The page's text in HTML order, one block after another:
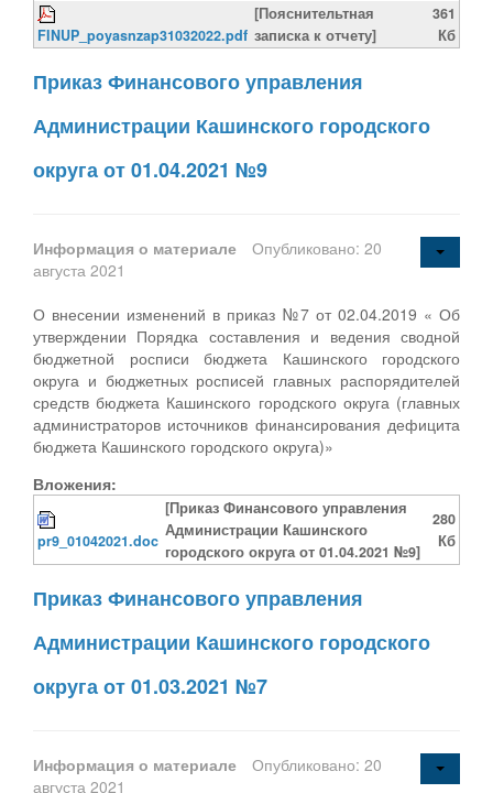
FINUP_poyasnzap31032022.pdf
[Пояснительтная
записка к отчету]
361
Кб
Приказ Финансового управления
Администрации Кашинского городского
округа от 01.04.2021 №9
Информация о материале
Опубликовано: 20
августа 2021
О внесении изменений в приказ №7 от 02.04.2019 « Об
утверждении Порядка составления и ведения сводной
бюджетной росписи бюджета Кашинского городского
округа и бюджетных росписей главных распорядителей
средств бюджета Кашинского городского округа (главных
администраторов источников финансирования дефицита
бюджета Кашинского городского округа)»
Вложения:
pr9_01042021.doc
[Приказ Финансового управления
Администрации Кашинского
городского округа от 01.04.2021 №9]
280
Кб
Приказ Финансового управления
Администрации Кашинского городского
округа от 01.03.2021 №7
Информация о материале
Опубликовано: 20
августа 2021